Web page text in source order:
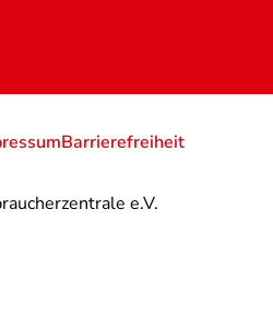
e.V.
Barrierefreiheit